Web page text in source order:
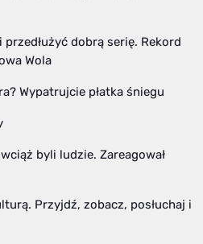
przedłużyć dobrą serię. Rekord
Wola
Wypatrujcie płatka śniegu
byli ludzie. Zareagował
Przyjdź, zobacz, posłuchaj i